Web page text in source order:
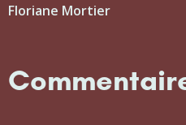
Floriane Mortier